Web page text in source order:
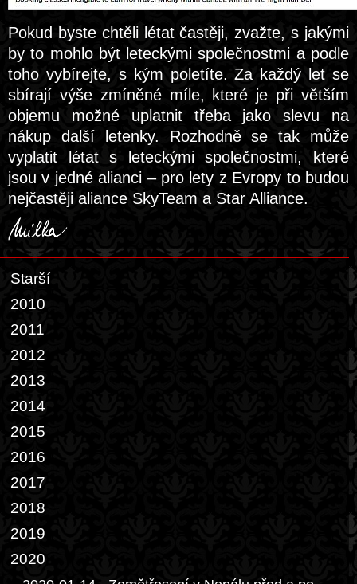
Pokud byste chtěli létat častěji, zvažte, s jakými
by to mohlo být leteckými společnostmi a podle
toho vybírejte, s kým poletíte. Za každý let se
sbírají výše zmíněné míle, které je při větším
objemu možné uplatnit třeba jako slevu na
nákup další letenky. Rozhodně se tak může
vyplatit létat s leteckými společnostmi, které
jsou v jedné alianci – pro lety z Evropy to budou
nejčastěji aliance SkyTeam a Star Alliance.
Starší
2010
2011
2012
2013
2014
2015
2016
2017
2018
2019
2020